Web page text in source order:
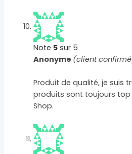
Note 5 sur 5
Anonyme (client
Produit de qualité, je suis
produits sont toujours top
Shop.